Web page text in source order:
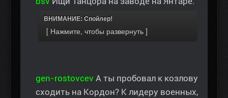
ВНИМАНИЕ: Спойлер!
gen-rostovcev А ты пробовал к козлову
сходить на Кордон? К лидеру военных,